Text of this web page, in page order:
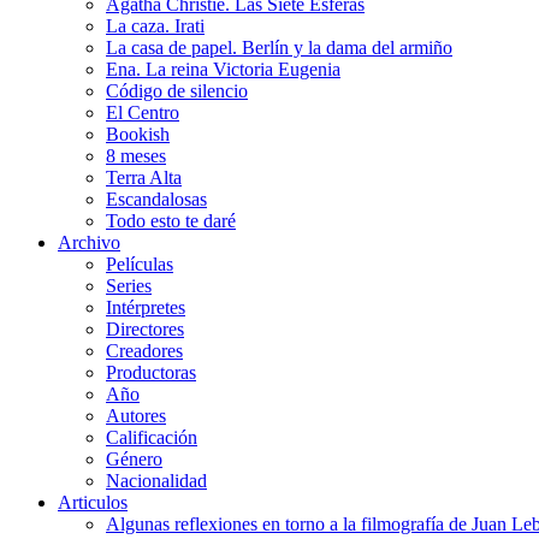
Agatha Christie. Las Siete Esferas
La caza. Irati
La casa de papel. Berlín y la dama del armiño
Ena. La reina Victoria Eugenia
Código de silencio
El Centro
Bookish
8 meses
Terra Alta
Escandalosas
Todo esto te daré
Archivo
Películas
Series
Intérpretes
Directores
Creadores
Productoras
Año
Autores
Calificación
Género
Nacionalidad
Articulos
Algunas reflexiones en torno a la filmografía de Juan